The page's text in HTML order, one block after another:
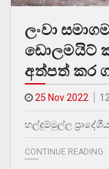
ලංවා
ඩොලමයිට්
අත්පත් කර
25 Nov 2022
හල්දුම්මුල්ල
CONTINUE READING